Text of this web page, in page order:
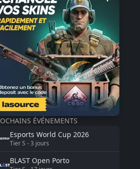
ÉVÉNEMENTS
Esports World Cup 2026
TierS -3 jours
BLAST Open Porto